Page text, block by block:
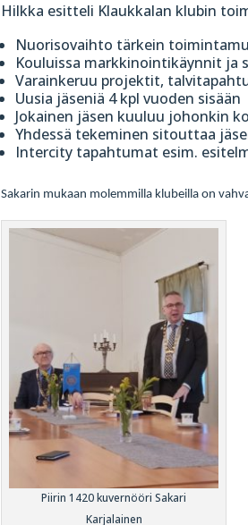
Hilkka esitteli Klaukkalan klubin
Nuorisovaihto tärkein
Kouluissa markkinointikäynnit ja
Varainkeruu projektit,
Uusia jäseniä 4 kpl vuoden sisään
Jokainen jäsen kuuluu johonkin
Yhdessä tekeminen sitouttaa
Intercity tapahtumat esim.
Sakarin mukaan molemmilla klubeilla on
Piirin 1420 kuvernööri Sakari
Karjalainen